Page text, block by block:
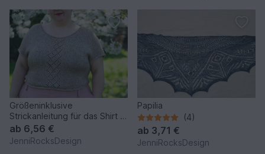
Größeninklusive
Strickanleitung für das Shirt /
die Tunika “Rutula”
ab 6,56 €
JenniRocksDesign
Papilia
(4)
ab 3,71 €
JenniRocksDesign